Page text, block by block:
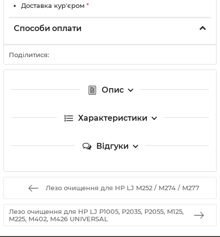
Доставка кур'єром *
Способи оплати
Поділитися:
Опис
Характеристики
Відгуки
Лезо очищення для HP LJ M252 / M274 / M277
Лезо очищення для HP LJ P1005, P2035, P2055, M125,
M225, M402, M426 UNIVERSAL